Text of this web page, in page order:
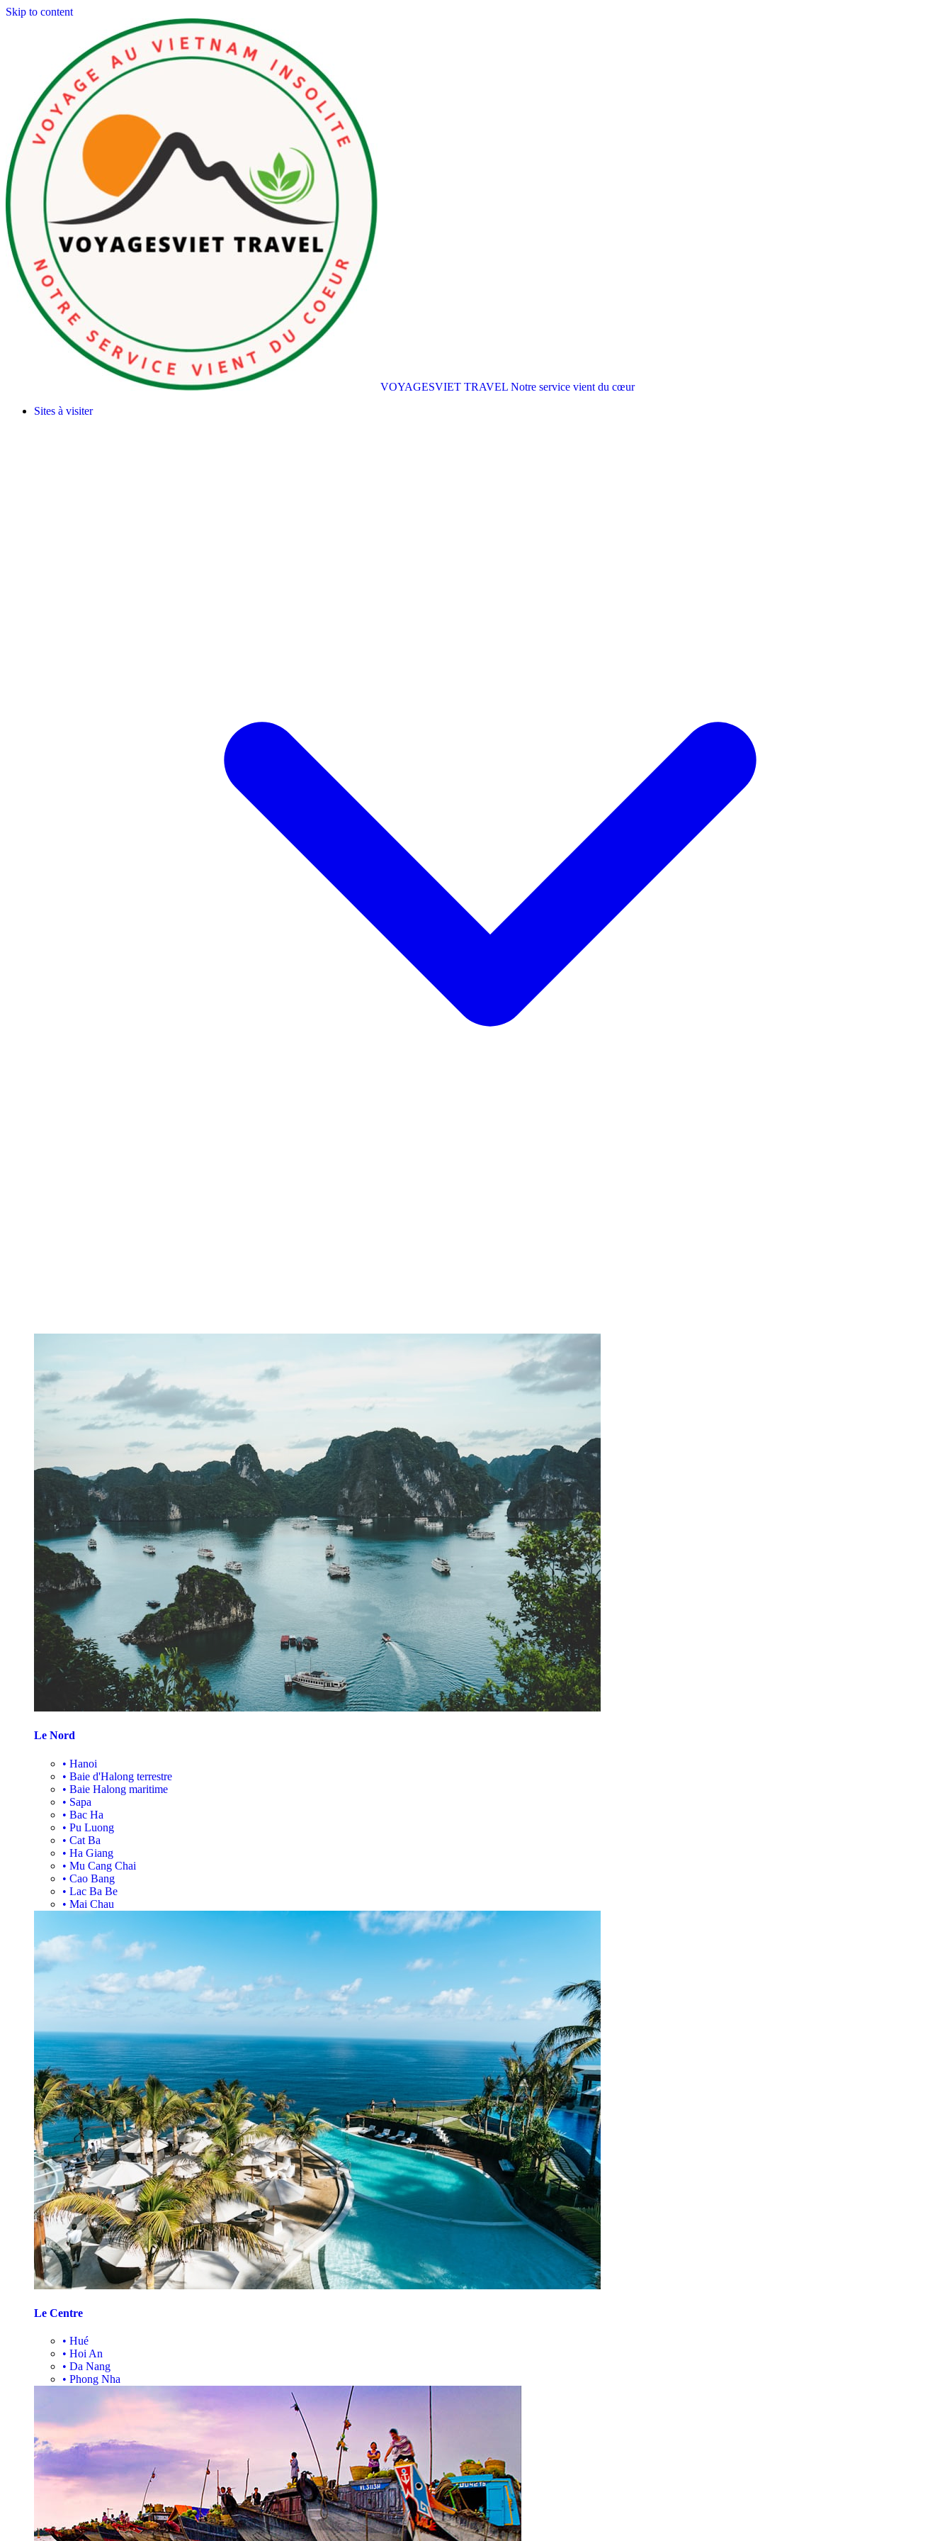
Skip to content
VOYAGESVIET TRAVEL Notre service vient du cœur
Sites à visiter
Le Nord
• Hanoi
• Baie d'Halong terrestre
• Baie Halong maritime
• Sapa
• Bac Ha
• Pu Luong
• Cat Ba
• Ha Giang
• Mu Cang Chai
• Cao Bang
• Lac Ba Be
• Mai Chau
Le Centre
• Hué
• Hoi An
• Da Nang
• Phong Nha